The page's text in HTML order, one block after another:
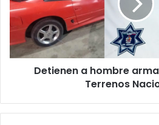
en
la
colonia
Terrenos
Nacionales
Detienen a hombre
Terrenos